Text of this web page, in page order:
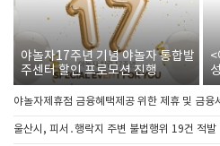
야놀자17주년 기념 야놀자 통합발
주센터 할인 프로모션 진행
<
야놀자제휴점 금융혜택제공 위한 제휴 및 금융
울산시, 피서․행락지 주변 불법행위 19건 적발